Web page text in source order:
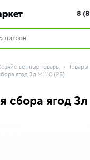
8
товары
Товары
ягод 3л М1110 (25)
сбора ягод